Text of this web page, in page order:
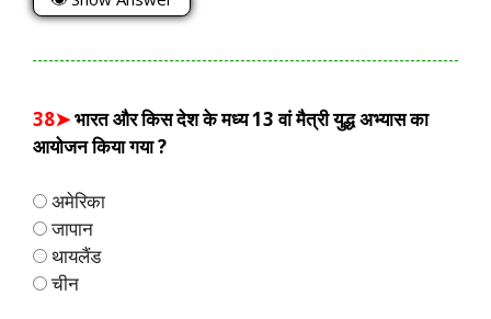
38➤भारत और किस देश के मध्य 13 वां मैत्री युद्ध अभ्यास का
आयोजन किया गया ?
अमेरिका
जापान
थायलैंड
चीन